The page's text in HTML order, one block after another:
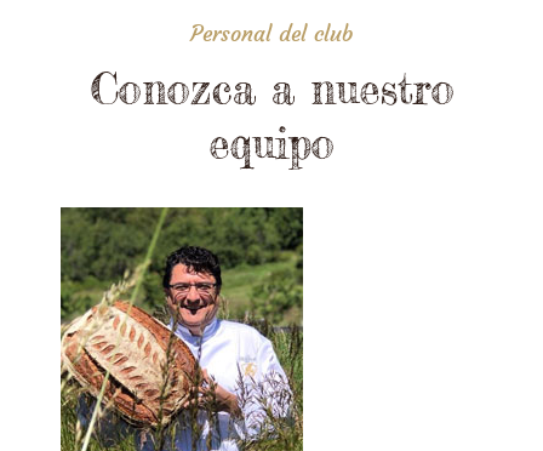
Personal del club
Conozca a nuestro
equipo